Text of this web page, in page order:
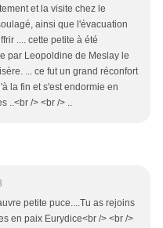
et la visite chez le
ainsi que l'évacuation
.... cette petite à été
par Leopoldine de Meslay le
... ce fut un grand réconfort
la fin et s'est endormie en
..<br /> <br /> ..
petite puce....Tu as rejoins
en paix Eurydice<br /> <br />